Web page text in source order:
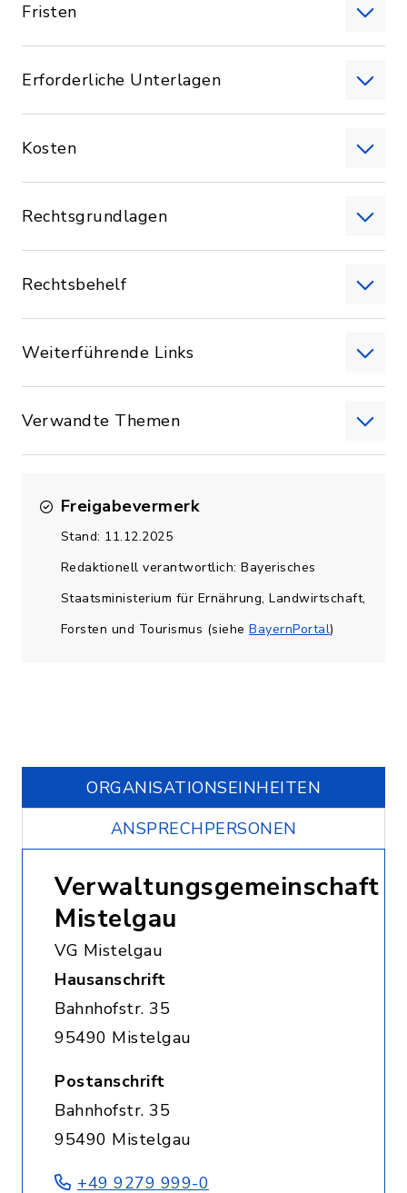
Fristen
Erforderliche Unterlagen
Kosten
Rechtsgrundlagen
Rechtsbehelf
Weiterführende Links
Verwandte Themen
Freigabevermerk
Stand: 11.12.2025
Redaktionell verantwortlich: Bayerisches
Staatsministerium für Ernährung, Landwirtschaft,
Forsten und Tourismus (siehe BayernPortal)
ORGANISATIONS­EINHEITEN
ANSPRECHPERSONEN
Verwaltungsgemeinschaft
Mistelgau
VG Mistelgau
Hausanschrift
Bahnhofstr. 35
95490 Mistelgau
Postanschrift
Bahnhofstr. 35
95490 Mistelgau
+49 9279 999-0